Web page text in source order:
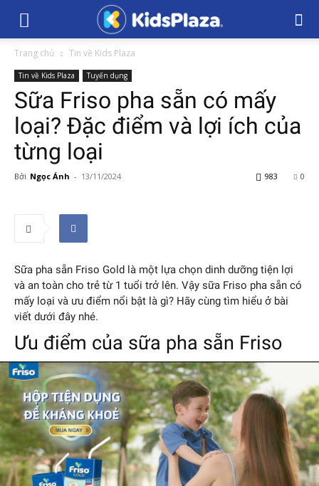
Trang chủ Tin về Kids Plaza
Tin về Kids Plaza Tuyển dụng
Sữa Friso pha sẵn có mấy
loại? Đặc điểm và lợi ích của
từng loại
Bởi Ngọc Ánh - 13/11/2024 0
983
Sữa pha sẵn Friso Gold là một lựa chọn dinh dưỡng tiện lợi
và an toàn cho trẻ từ 1 tuổi trở lên. Vậy sữa Friso pha sẵn có
mấy loại và ưu điểm nổi bật là gì? Hãy cùng tìm hiểu ở bài
viết dưới đây nhé.
Ưu điểm của sữa pha sẵn Friso